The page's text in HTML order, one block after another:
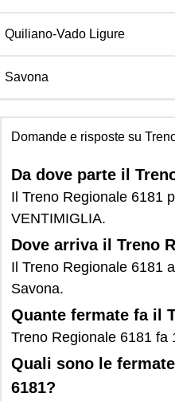
Quiliano-Vado Ligure
Savona
Domande e risposte su
Da dove parte il
Il Treno Regionale 6181
VENTIMIGLIA.
Dove arriva il Treno
Il Treno Regionale 6181
Savona.
Quante fermate fa il
Treno Regionale 6181 fa
Quali sono le
6181?